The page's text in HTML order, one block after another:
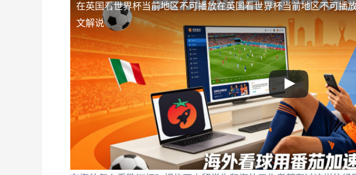
在英国看世界杯当前地区不可播放在英国看世界杯当前地区不可播
文解说